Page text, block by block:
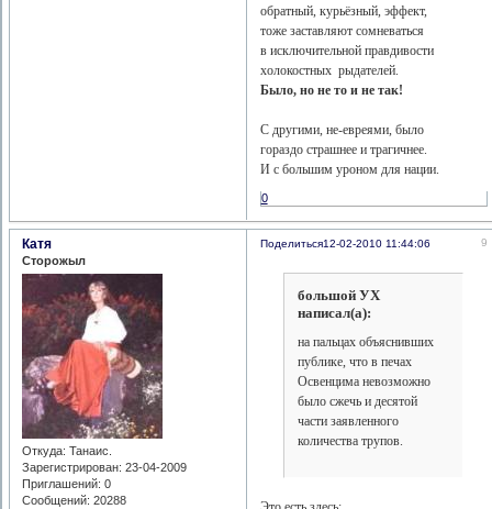
обратный, курьёзный, эффект,
тоже заставляют сомневаться
в исключительной правдивости
холокостных рыдателей.
Было, но не то и не так!
С другими, не-евреями, было
гораздо страшнее и трагичнее.
И с большим уроном для нации.
0
Поделиться 9
12-02-2010 11:44:06
Катя
Сторожыл
Откуда: Танаис.
Зарегистрирован: 23-04-2009
Приглашений: 0
Сообщений: 20288
большой УХ
написал(а):
на пальцах объяснивших
публике, что в печах
Освенцима невозможно
было сжечь и десятой
части заявленного
количества трупов.